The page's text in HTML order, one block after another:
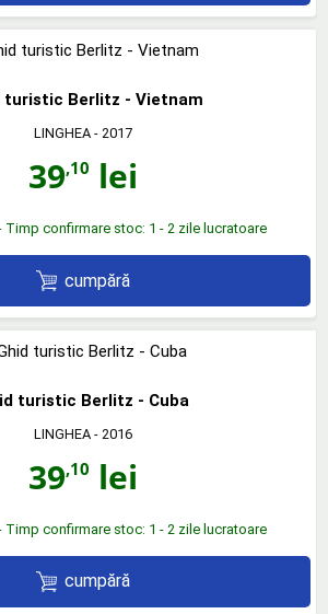
turistic Berlitz - Vietnam
LINGHEA - 2017
39,10 lei
Timp confirmare stoc: 1 - 2 zile lucratoare
cumpără
turistic Berlitz - Cuba
LINGHEA - 2016
39,10 lei
Timp confirmare stoc: 1 - 2 zile lucratoare
cumpără